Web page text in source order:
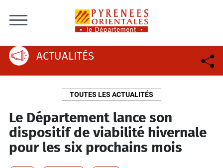
ACTUALITÉS
TOUTES LES ACTUALITÉS
Le Département lance son
dispositif de viabilité hivernale
pour les six prochains mois